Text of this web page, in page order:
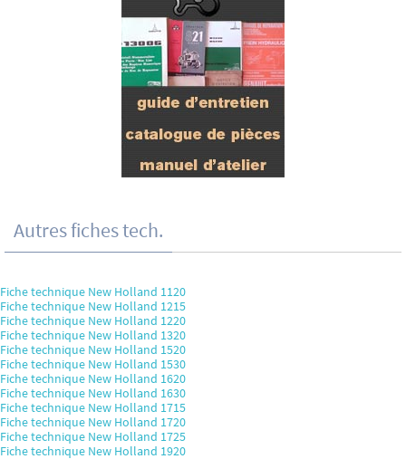
Autres fiches tech.
Fiche technique New Holland 1120
Fiche technique New Holland 1215
Fiche technique New Holland 1220
Fiche technique New Holland 1320
Fiche technique New Holland 1520
Fiche technique New Holland 1530
Fiche technique New Holland 1620
Fiche technique New Holland 1630
Fiche technique New Holland 1715
Fiche technique New Holland 1720
Fiche technique New Holland 1725
Fiche technique New Holland 1920